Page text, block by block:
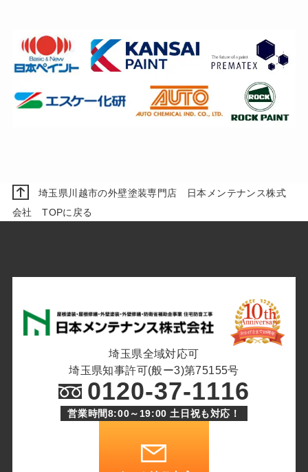
埼玉県川越市の外壁塗装専門店 日本メンテナンス株式
会社 TOPに戻る
埼玉県全域対応可
埼玉県知事許可(般ー3)第75155号
0120-37-1116
営業時間8:00～19:00 土日祝も対応！